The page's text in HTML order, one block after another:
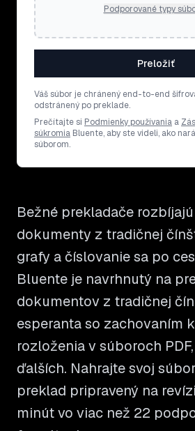
Podporované typy
Preložiť
Váš súbor je chránený end-to-end
odstránený po preklade.
Prečítajte si Podmienky používania a
súkromia Bluente, aby ste videli, ako
súborom.
Bežné prekladače
dokumenty z tradičnej
grafy a číslovanie sa po
Bluente je navrhnutý na
dokumentov z tradičnej
esperanta so zachovaním
rozloženia v súboroch
ďalších. Nahrajte svoj
preklad pripravený na
minút vo viac než 22